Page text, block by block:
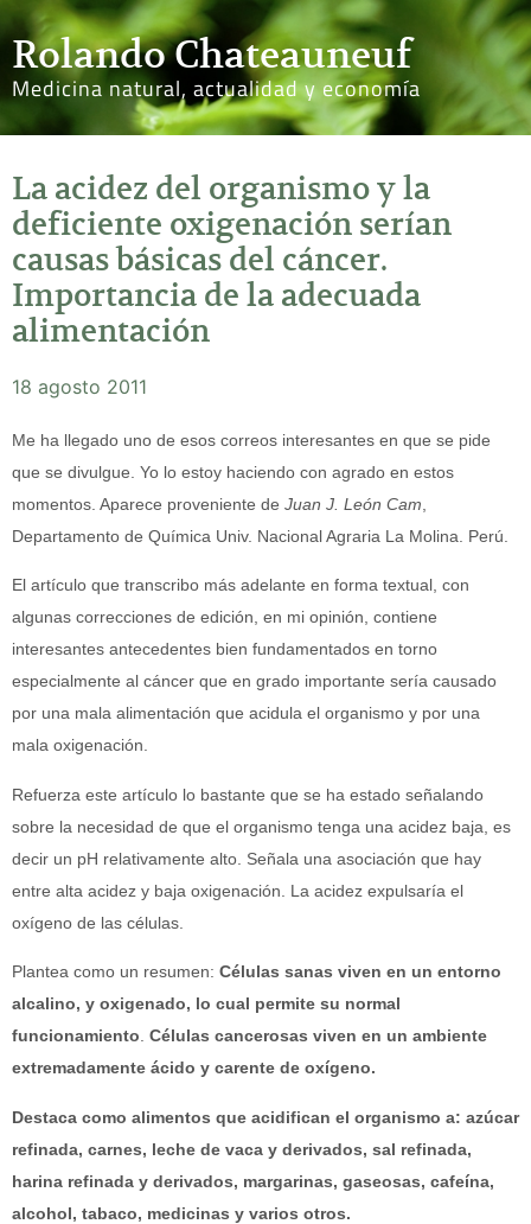
Rolando Chateauneuf
Medicina natural, actualidad y economía
La acidez del organismo y la
deficiente oxigenación serían
causas básicas del cáncer.
Importancia de la adecuada
alimentación
18 agosto 2011
Me ha llegado uno de esos correos interesantes en que se pide
que se divulgue. Yo lo estoy haciendo con agrado en estos
momentos. Aparece proveniente de Juan J. León Cam
Departamento de Química Univ. Nacional Agraria La Molina. Perú.
El artículo que transcribo más adelante en forma textual, con
algunas correcciones de edición, en mi opinión, contiene
interesantes antecedentes bien fundamentados en torno
especialmente al cáncer que en grado importante sería causado
por una mala alimentación que acidula el organismo y por una
mala oxigenación.
Refuerza este artículo lo bastante que se ha estado señalando
sobre la necesidad de que el organismo tenga una acidez baja, es
decir un pH relativamente alto. Señala una asociación que hay
entre alta acidez y baja oxigenación. La acidez expulsaría el
oxígeno de las células.
Plantea como un resumen: Células sanas viven en un entorno
alcalino, y oxigenado, lo cual permite su normal
funcionamiento Células cancerosas viven en un ambiente
extremadamente ácido y carente de oxígeno.
Destaca como alimentos que acidifican el organismo a: azúcar
refinada, carnes, leche de vaca y derivados, sal refinada,
harina refinada y derivados, margarinas, gaseosas, cafeína,
alcohol, tabaco, medicinas y varios otros.